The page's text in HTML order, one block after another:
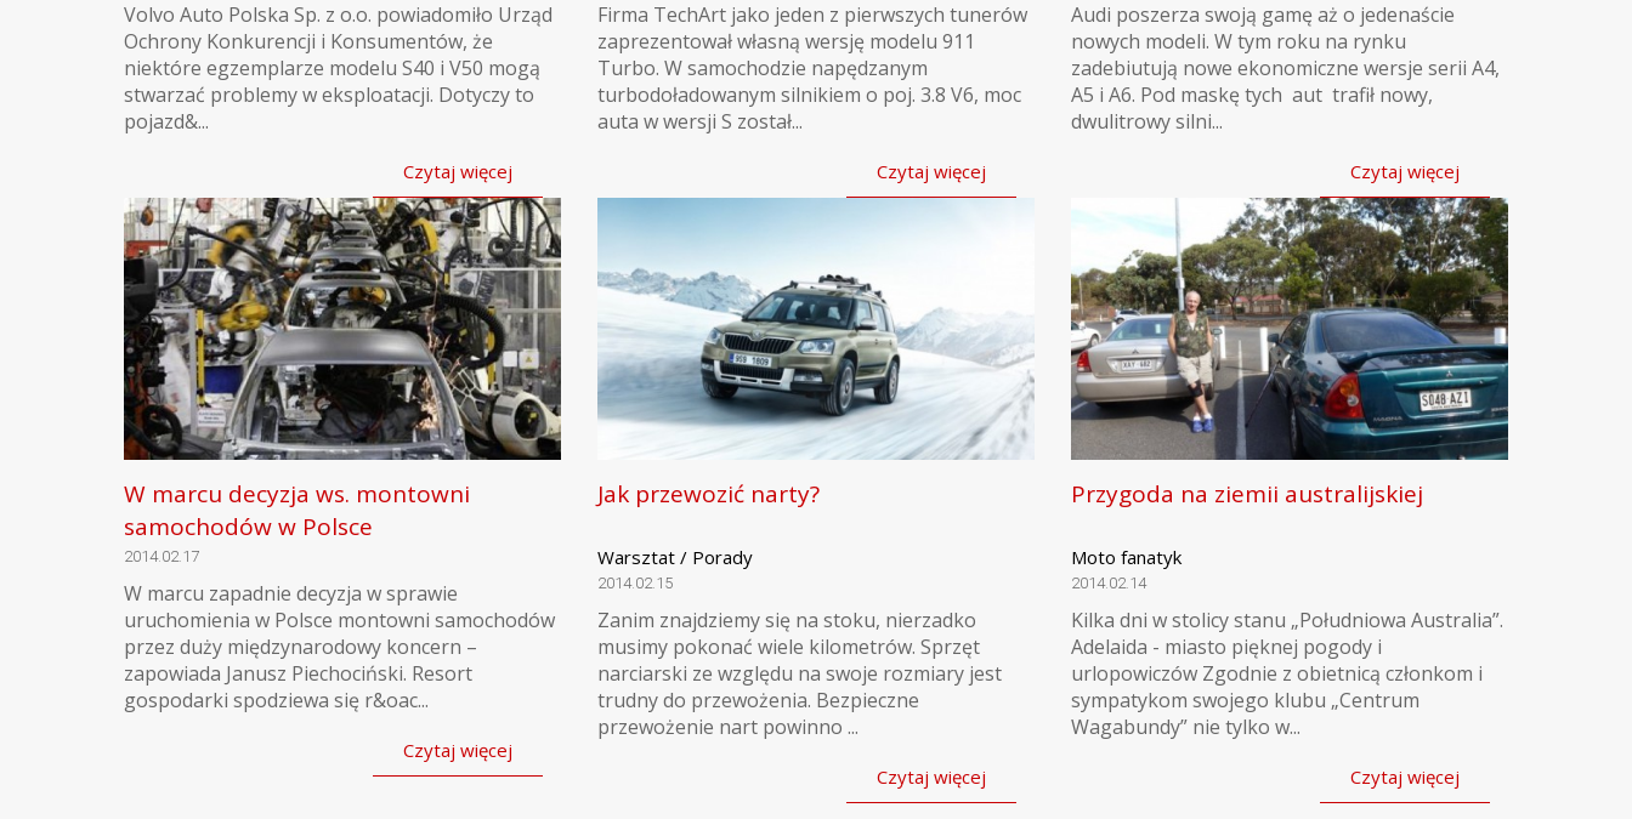
Volvo Auto Polska Sp. z o.o. powiadomiło Urząd
Ochrony Konkurencji i Konsumentów, że
niektóre egzemplarze modelu S40 i V50 mogą
stwarzać problemy w eksploatacji. Dotyczy to
pojazd&...
Czytaj więcej
Firma TechArt jako jeden z pierwszych tunerów
zaprezentował własną wersję modelu 911
Turbo. W samochodzie napędzanym
turbodoładowanym silnikiem o poj. 3.8 V6, moc
auta w wersji S został...
Czytaj więcej
Audi poszerza swoją gamę aż o jedenaście
nowych modeli. W tym roku na rynku
zadebiutują nowe ekonomiczne wersje serii A4,
A5 i A6. Pod maskę tych aut trafił nowy,
dwulitrowy silni...
Czytaj więcej
W marcu decyzja ws. montowni
samochodów w Polsce
2014.02.17
W marcu zapadnie decyzja w sprawie
uruchomienia w Polsce montowni samochodów
przez duży międzynarodowy koncern –
zapowiada Janusz Piechociński. Resort
gospodarki spodziewa się r&oac...
Czytaj więcej
Jak przewozić narty?
Warsztat / Porady
2014.02.15
Zanim znajdziemy się na stoku, nierzadko
musimy pokonać wiele kilometrów. Sprzęt
narciarski ze względu na swoje rozmiary jest
trudny do przewożenia. Bezpieczne
przewożenie nart powinno ...
Czytaj więcej
Przygoda na ziemii australijskiej
Moto fanatyk
2014.02.14
Kilka dni w stolicy stanu „Południowa Australia”.
Adelaida - miasto pięknej pogody i
urlopowiczów Zgodnie z obietnicą członkom i
sympatykom swojego klubu „Centrum
Wagabundy” nie tylko w...
Czytaj więcej